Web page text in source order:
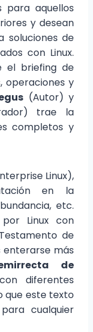
aquellos
y desean
soluciones de
con Linux.
el briefing de
operaciones y
(Autor) y
trae la
completos y
Linux),
en la
etc.
Linux con
de
enterarse más
de
diferentes
que este texto
cualquier